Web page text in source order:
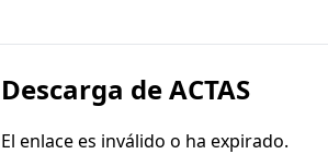
Descarga de ACTAS
El enlace es inválido o ha expirado.